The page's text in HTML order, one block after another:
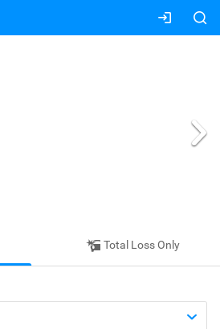
Total Loss Only